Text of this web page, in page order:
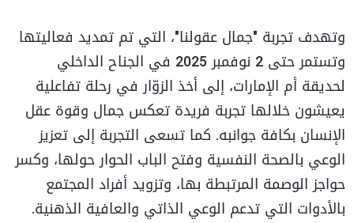
وتهدف تجربة "جمال عقولنا"، التي تم تمديد فعاليتها
وتستمر حتى 2 نوفمبر 2025 في الجناح الداخلي
لحديقة أم الإمارات، إلى أخذ الزوّار في رحلة تفاعلية
يعيشون خلالها تجربة فريدة تعكس جمال وقوة عقل
الإنسان بكافة جوانبه. كما تسعى التجربة إلى تعزيز
الوعي بالصحة النفسية وفتح الباب الحوار حولها، وكسر
حواجز الوصمة المرتبطة بها، وتزويد أفراد المجتمع
بالأدوات التي تدعم الوعي الذاتي والعافية الذهنية.